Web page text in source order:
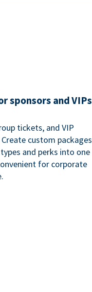
sponsors and VIPs
tickets, and VIP
custom packages
and perks into one
for corporate